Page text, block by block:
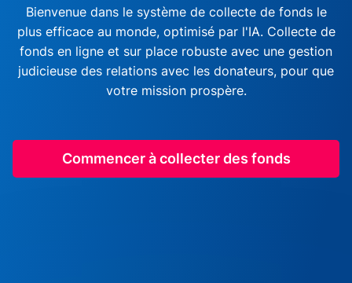
Bienvenue dans le système de collecte de fonds le
plus efficace au monde, optimisé par l'IA. Collecte de
fonds en ligne et sur place robuste avec une gestion
judicieuse des relations avec les donateurs, pour que
votre mission prospère.
Commencer à collecter des fonds